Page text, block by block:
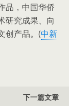
品，中国华侨
研究成果、向
创产品。(中新
下一篇文章